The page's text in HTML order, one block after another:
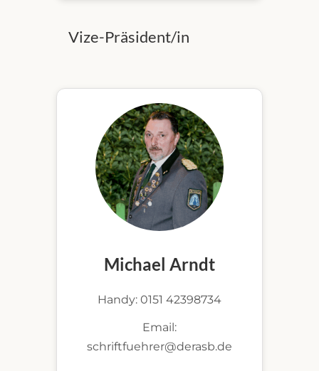
Vize-Präsident/in
Michael Arndt
Handy: 0151 42398734
Email:
schriftfuehrer@derasb.de